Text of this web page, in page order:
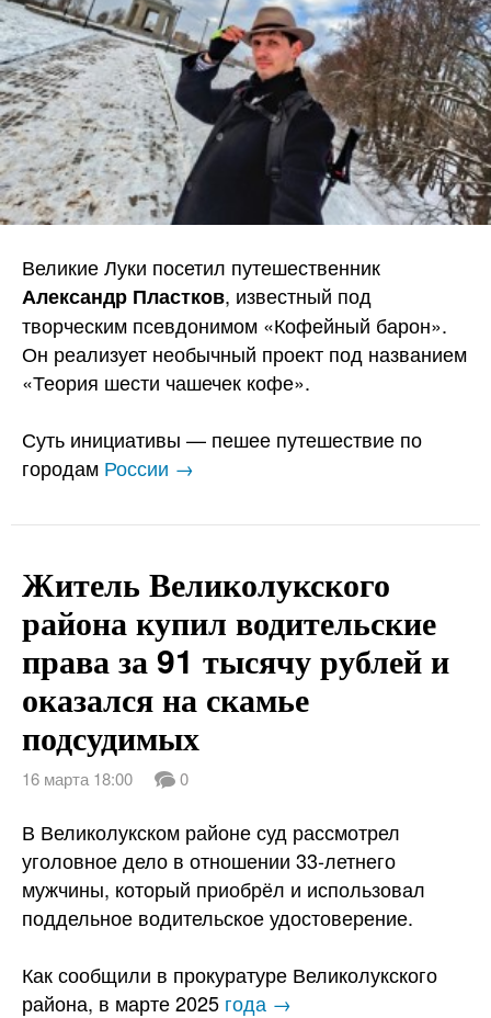
Великие Луки посетил путешественник
Александр Пластков, известный под
творческим псевдонимом «Кофейный барон».
Он реализует необычный проект под названием
«Теория шести чашечек кофе».
Суть инициативы — пешее путешествие по
городам России →
Житель Великолукского
района купил водительские
права за 91 тысячу рублей и
оказался на скамье
подсудимых
16 марта 18:00 0
В Великолукском районе суд рассмотрел
уголовное дело в отношении 33-летнего
мужчины, который приобрёл и использовал
поддельное водительское удостоверение.
Как сообщили в прокуратуре Великолукского
района, в марте 2025 года →